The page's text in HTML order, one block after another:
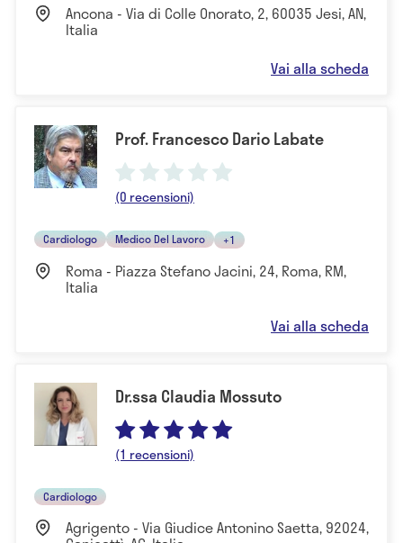
Ancona - Via di Colle Onorato, 2, 60035 Jesi, AN,
Italia
Vai alla scheda
Prof. Francesco Dario Labate
(0 recensioni)
Cardiologo Medico Del Lavoro +1
Roma - Piazza Stefano Jacini, 24, Roma, RM,
Italia
Vai alla scheda
Dr.ssa Claudia Mossuto
(1 recensioni)
Cardiologo
Agrigento - Via Giudice Antonino Saetta, 92024,